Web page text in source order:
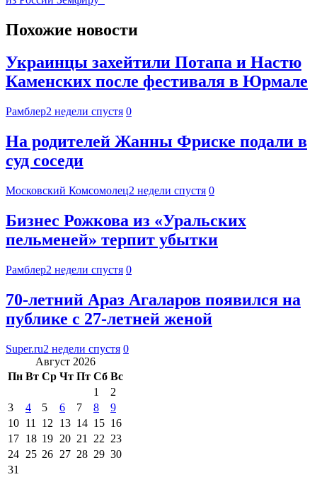
Похожие новости
Украинцы захейтили Потапа и Настю
Каменских после фестиваля в Юрмале
Рамблер2 недели спустя 0
На родителей Жанны Фриске подали в
суд соседи
Московский Комсомолец2 недели спустя 0
Бизнес Рожкова из «Уральских
пельменей» терпит убытки
Рамблер2 недели спустя 0
70-летний Араз Агаларов появился на
публике с 27-летней женой
Super.ru2 недели спустя 0
Август 2026
Пн Вт Ср Чт Пт Сб Вс
1
2
3
4 5 6 7 8
9
10 11 12 13 14 15 16
17 18 19 20 21 22 23
24 25 26 27 28 29 30
31